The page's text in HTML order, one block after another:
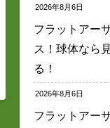
2026年8月6日
フラットアー
ス！球体なら
る！
2026年8月6日
フラットアー